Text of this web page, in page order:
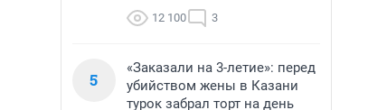
12 100 3
5
«Заказали на 3-летие»: перед
убийством жены в Казани
турок забрал торт на день